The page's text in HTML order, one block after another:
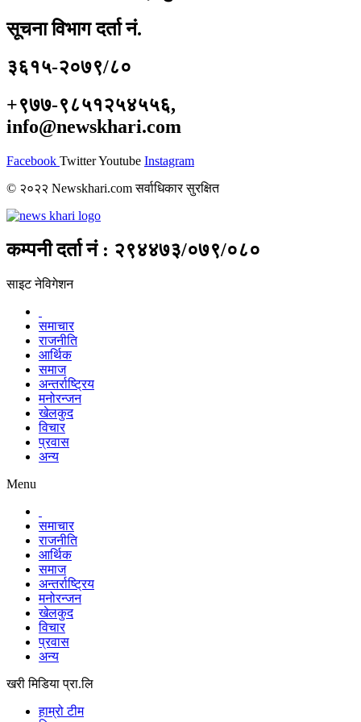
सूचना विभाग दर्ता नं.
३६१५-२०७९/८०
+९७७-९८५१२५४५५६,
info@newskhari.com
Facebook TwitterYoutube Instagram
© २०२२ Newskhari.com सर्वाधिकार सुरक्षित
कम्पनी दर्ता नं : २९४४७३/०७९/०८०
साइट नेविगेशन
समाचार
राजनीति
आर्थिक
समाज
अन्तर्राष्ट्रिय
मनोरन्जन
खेलकुद
विचार
प्रवास
अन्य
Menu
समाचार
राजनीति
आर्थिक
समाज
अन्तर्राष्ट्रिय
मनोरन्जन
खेलकुद
विचार
प्रवास
अन्य
खरी मिडिया प्रा.लि
हाम्रो टीम